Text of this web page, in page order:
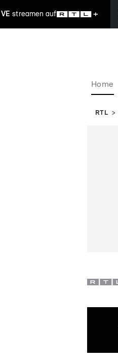
streamen auf
Home
RTL